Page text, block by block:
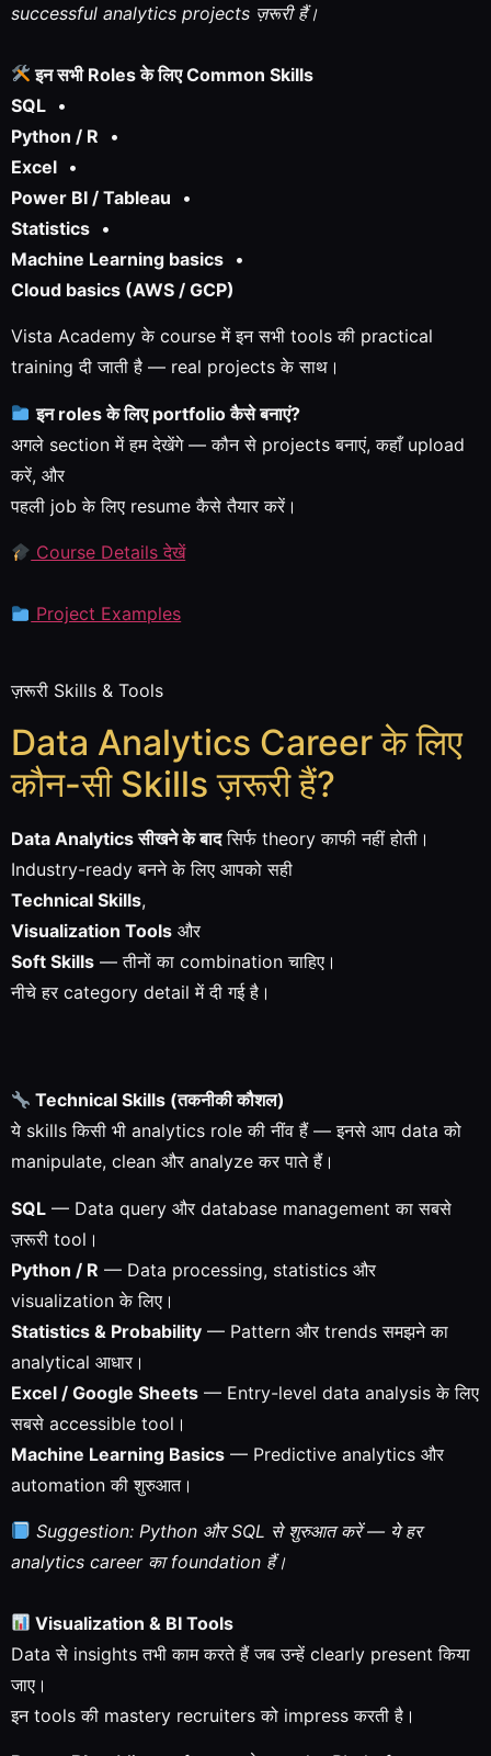
successful analytics projects ज़रूरी हैं।
इन सभी Roles के लिए Common Skills
SQL •
Python / R •
Excel •
Power BI / Tableau •
Statistics •
Machine Learning basics •
Cloud basics (AWS / GCP)
Vista Academy के course में इन सभी tools की practical
training दी जाती है — real projects के साथ।
इन roles के लिए portfolio कैसे बनाएं?
अगले section में हम देखेंगे — कौन से projects बनाएं, कहाँ upload
करें, और
पहली job के लिए resume कैसे तैयार करें।
Course Details देखें
Project Examples
ज़रूरी Skills & Tools
Data Analytics Career के लिए
कौन-सी Skills ज़रूरी हैं?
Data Analytics सीखने के बादसिर्फ theory काफी नहीं होती।
Industry-ready बनने के लिए आपको सही
Technical Skills,
Visualization Tools और
Soft Skills — तीनों का combination चाहिए।
नीचे हर category detail में दी गई है।
Technical Skills (तकनीकी कौशल)
ये skills किसी भी analytics role की नींव हैं — इनसे आप data को
manipulate, clean और analyze कर पाते हैं।
SQL — Data query और database management का सबसे
ज़रूरी tool।
Python / R — Data processing, statistics और
visualization के लिए।
Statistics & Probability — Pattern और trends समझने का
analytical आधार।
Excel / Google Sheets — Entry-level data analysis के लिए
सबसे accessible tool।
Machine Learning Basics — Predictive analytics और
automation की शुरुआत।
Suggestion: Python और SQL से शुरुआत करें — ये हर
analytics career का foundation हैं।
Visualization & BI Tools
Data से insights तभी काम करते हैं जब उन्हें clearly present किया
जाए।
इन tools की mastery recruiters को impress करती है।